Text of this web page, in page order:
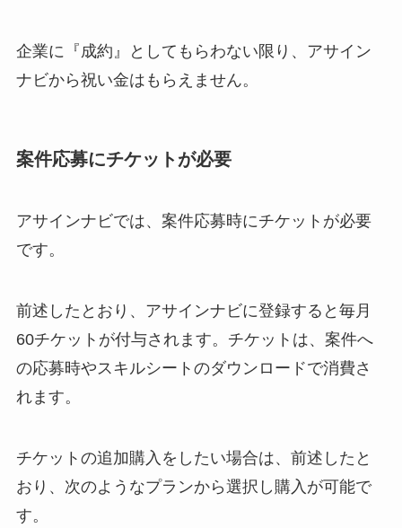
企業に『成約』としてもらわない限り、アサイン
ナビから祝い金はもらえません。
案件応募にチケットが必要
アサインナビでは、案件応募時にチケットが必要
です。
前述したとおり、アサインナビに登録すると毎月
60チケットが付与されます。チケットは、案件へ
の応募時やスキルシートのダウンロードで消費さ
れます。
チケットの追加購入をしたい場合は、前述したと
おり、次のようなプランから選択し購入が可能で
す。